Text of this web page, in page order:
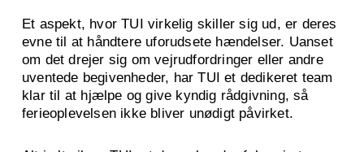
Et aspekt, hvor TUI virkelig skiller sig ud, er deres
evne til at håndtere uforudsete hændelser. Uanset
om det drejer sig om vejrudfordringer eller andre
uventede begivenheder, har TUI et dedikeret team
klar til at hjælpe og give kyndig rådgivning, så
ferieoplevelsen ikke bliver unødigt påvirket.